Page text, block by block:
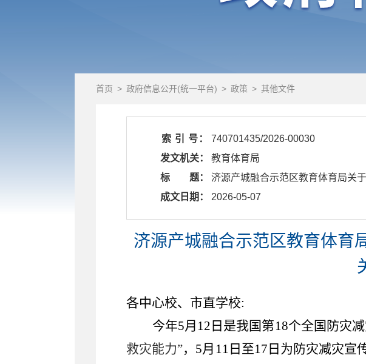
首页 > 政府信息公开(统一平台) > 政策 > 其他文件
索 引 号： 740701435/2026-00030
发文机关：
教育体育局
标 题：
济源产城融合示范区教育体育局关
成文日期：
2026-05-07
济源产城融合示范区教育体育
各中心校、 市直学校:
今年5月 12 日是我国第18个全国防灾
救灾能力”， 5月 11 日至17 日为防灾减灾宣